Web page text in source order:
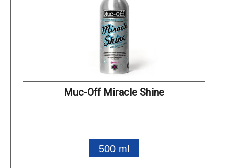
Muc-Off Miracle Shine
500 ml